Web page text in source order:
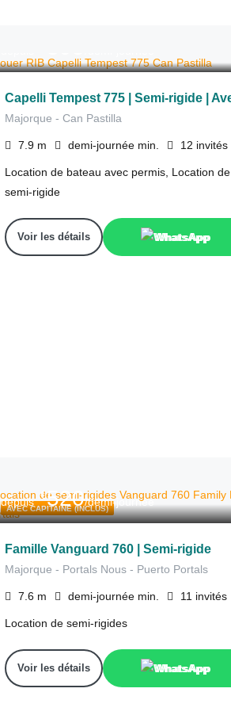
Majorque - Can Pastilla
7.9 m demi-journée min. 12 invités
Location de bateau avec permis, Location de
semi-rigide
Voir les détails WhatsApp
AVEC CAPITAINE (INCLUS)
depuis
€520/demi-journée
Famille Vanguard 760 | Semi-rigide
Majorque - Portals Nous - Puerto Portals
7.6 m demi-journée min. 11 invités
Location de semi-rigides
Voir les détails WhatsApp